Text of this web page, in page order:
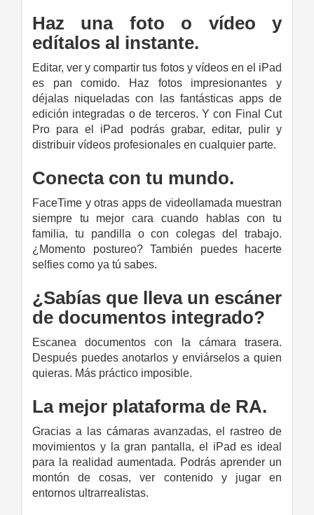
Haz una foto o vídeo y
edítalos al instante.
Editar, ver y compartir tus fotos y vídeos en el iPad
es pan comido. Haz fotos impresionantes y
déjalas niqueladas con las fantásticas apps de
edición integradas o de terceros. Y con Final Cut
Pro para el iPad podrás grabar, editar, pulir y
distribuir vídeos profesionales en cualquier parte.
Conecta con tu mundo.
FaceTime y otras apps de videollamada muestran
siempre tu mejor cara cuando hablas con tu
familia, tu pandilla o con colegas del trabajo.
¿Momento postureo? También puedes hacerte
selfies como ya tú sabes.
¿Sabías que lleva un escáner
de documentos integrado?
Escanea documentos con la cámara trasera.
Después puedes anotarlos y enviárselos a quien
quieras. Más práctico imposible.
La mejor plataforma de RA.
Gracias a las cámaras avanzadas, el rastreo de
movimientos y la gran pantalla, el iPad es ideal
para la realidad aumentada. Podrás aprender un
montón de cosas, ver contenido y jugar en
entornos ultrarrealistas.